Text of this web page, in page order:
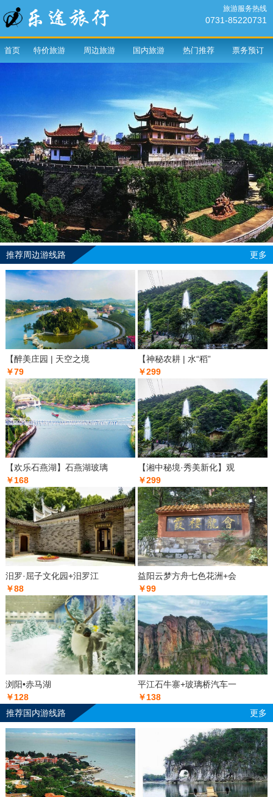
旅游服务热线
0731-85220731
首页 特价旅游 周边旅游 国内旅游 热门推荐 票务预订
推荐周边游线路 更多
【醉美庄园 | 天空之境
￥79
【神秘农耕 | 水“稻”
￥299
【欢乐石燕湖】石燕湖玻璃
￥168
【湘中秘境·秀美新化】观
￥299
汨罗·屈子文化园+汨罗江
￥88
益阳云梦方舟七色花洲+会
￥99
浏阳•赤马湖
￥128
平江石牛寨+玻璃桥汽车一
￥138
推荐国内游线路
更多